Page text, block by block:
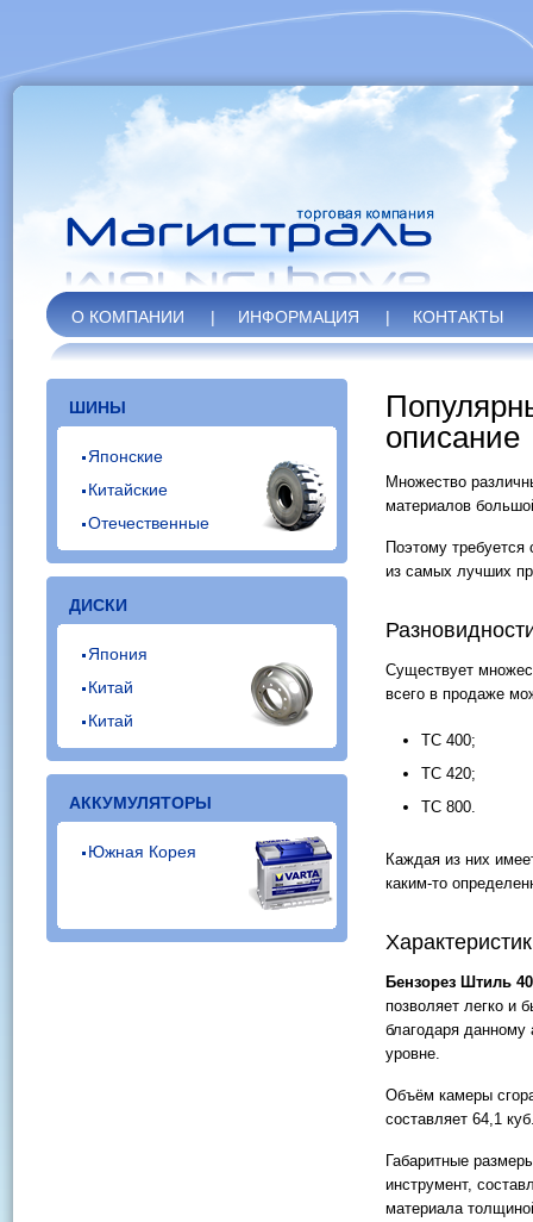
О КОМПАНИИ | ИНФОРМАЦИЯ | КОНТАКТЫ
ШИНЫ
Японские
Китайские
Отечественные
ДИСКИ
Япония
Китай
Китай
АККУМУЛЯТОРЫ
Южная Корея
описание
Множество
материалов
Поэтому
из самых лучших
Существует
всего в продаже
ТС 400;
ТС 420;
ТС 800.
Каждая из них
каким-то
Бензорез Штиль
позволяет легко и
благодаря данному
уровне.
Объём камеры
составляет 64,1
Габаритные
инструмент,
материала